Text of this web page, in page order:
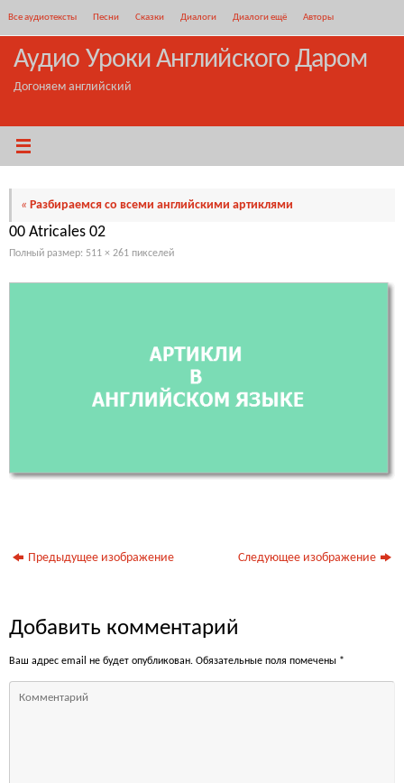
содержимому
Все аудиотексты Песни Сказки Диалоги Диалоги ещё Авторы
Аудио Уроки Английского Даром
Догоняем английский
« Разбираемся со всеми английскими артиклями
00 Atricales 02
Полный размер: 511 × 261 пикселей
Предыдущее изображение Следующее изображение
Добавить комментарий
Ваш адрес email не будет опубликован. Обязательные поля помечены *